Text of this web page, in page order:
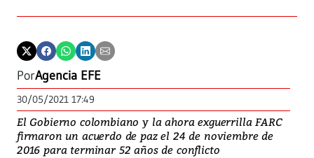
PorAgencia EFE
30/05/2021 17:49
El Gobierno colombiano y la ahora exguerrilla FARC
firmaron un acuerdo de paz el 24 de noviembre de
2016 para terminar 52 años de conflicto